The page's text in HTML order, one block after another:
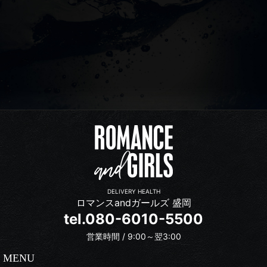
DELIVERY HEALTH
ロマンスandガールズ 盛岡
tel.080-6010-5500
営業時間 / 9:00～翌3:00
MENU